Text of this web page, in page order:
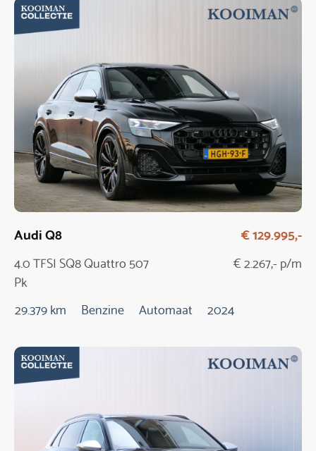
Audi Q8
4.0 TFSI SQ8 Quattro 507
Pk
€ 129.995,-
€ 2.267,- p/m
29.379 km Benzine Automaat 2024